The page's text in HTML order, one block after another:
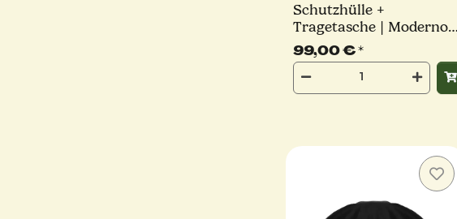
Schutzhülle +
Tragetasche | Moderno
PORTABLE | 2 in 1 | Alfa
Forni
99,00 €*